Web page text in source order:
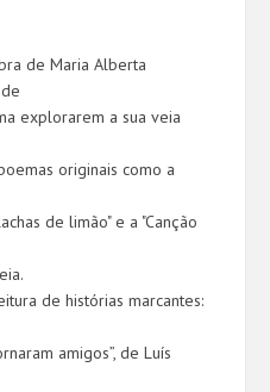
de Maria Alberta
explorarem a sua veia
originais como a
de limão" e a "Canção
de histórias marcantes:
amigos”, de Luís